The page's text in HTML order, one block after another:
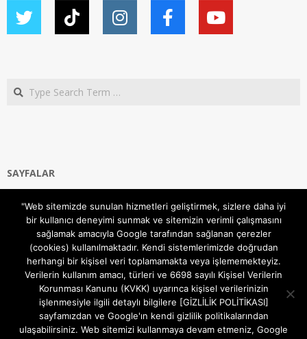
Search
SAYFALAR
Gizlilik ve Çerezler (Cookies) Politikası
Hakkımızda
İletişim Kanalları
MODEM KURULUM
TEKNİK DESTEK
TELEVİZYON SİSTEMLERİ
"Web sitemizde sunulan hizmetleri geliştirmek, sizlere daha iyi
bir kullanıcı deneyimi sunmak ve sitemizin verimli çalışmasını
sağlamak amacıyla Google tarafından sağlanan çerezler
(cookies) kullanılmaktadır. Kendi sistemlerimizde doğrudan
herhangi bir kişisel veri toplamamakta veya işlememekteyiz.
Verilerin kullanım amacı, türleri ve 6698 sayılı Kişisel Verilerin
Korunması Kanunu (KVKK) uyarınca kişisel verilerinizin
işlenmesiyle ilgili detaylı bilgilere [GİZLİLİK POLİTİKASI]
sayfamızdan ve Google'ın kendi gizlilik politikalarından
ulaşabilirsiniz. Web sitemizi kullanmaya devam etmeniz, Google